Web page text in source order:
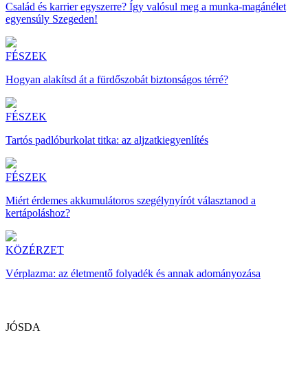
Család és karrier egyszerre? Így valósul meg a munka-magánélet
egyensúly Szegeden!
FÉSZEK
Hogyan alakítsd át a fürdőszobát biztonságos térré?
FÉSZEK
Tartós padlóburkolat titka: az aljzatkiegyenlítés
FÉSZEK
Miért érdemes akkumulátoros szegélynyírót választanod a
kertápoláshoz?
KÖZÉRZET
Vérplazma: az életmentő folyadék és annak adományozása
JÓSDA